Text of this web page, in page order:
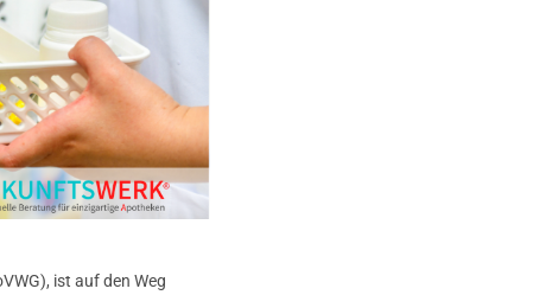
ist auf den Weg